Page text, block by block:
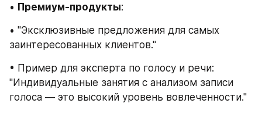
• Премиум-продукты:
• "Эксклюзивные предложения для самых
заинтересованных клиентов."
• Пример для эксперта по голосу и речи:
"Индивидуальные занятия с анализом записи
голоса — это высокий уровень вовлеченности."